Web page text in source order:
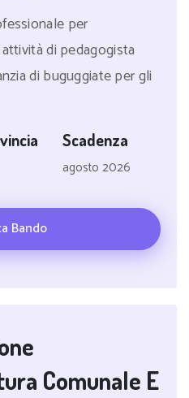
per
di pedagogista
di buguggiate per gli
Scadenza
agosto 2026
Bando
Comunale E